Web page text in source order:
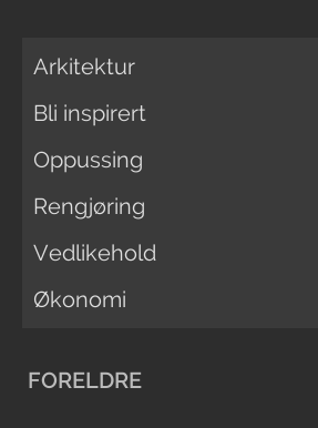
Arkitektur
Bli inspirert
Oppussing
Rengjøring
Vedlikehold
Økonomi
FORELDRE